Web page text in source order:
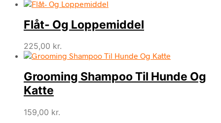
Flåt- Og Loppemiddel
225,00 kr.
Grooming Shampoo Til Hunde Og
Katte
159,00 kr.